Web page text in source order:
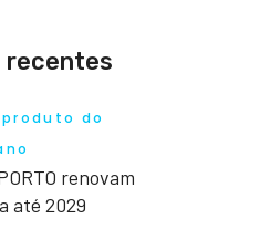
recentes
do
renovam
até 2029